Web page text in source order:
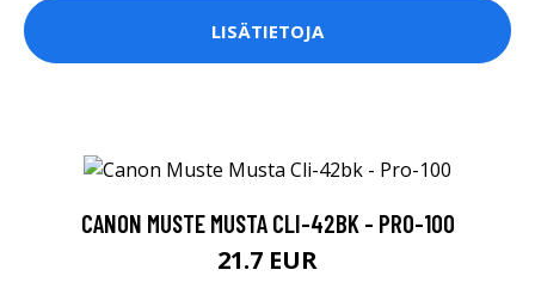
LISÄTIETOJA
CANON MUSTE MUSTA CLI-42BK - PRO-100
21.7 EUR